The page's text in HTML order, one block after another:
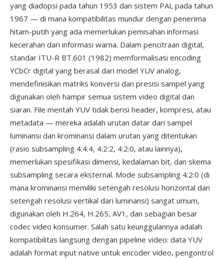
yang diadopsi pada tahun 1953 dan sistem PAL pada tahun
1967 — di mana kompatibilitas mundur dengan penerima
hitam-putih yang ada memerlukan pemisahan informasi
kecerahan dari informasi warna. Dalam pencitraan digital,
standar ITU-R BT.601 (1982) memformalisasi encoding
YCbCr digital yang berasal dari model YUV analog,
mendefinisikan matriks konversi dan presisi sampel yang
digunakan oleh hampir semua sistem video digital dan
siaran. File mentah YUV tidak berisi header, kompresi, atau
metadata — mereka adalah urutan datar dari sampel
luminansi dan krominansi dalam urutan yang ditentukan
(rasio subsampling 4:4:4, 4:2:2, 4:2:0, atau lainnya),
memerlukan spesifikasi dimensi, kedalaman bit, dan skema
subsampling secara eksternal. Mode subsampling 4:2:0 (di
mana krominansi memiliki setengah resolusi horizontal dan
setengah resolusi vertikal dari luminansi) sangat umum,
digunakan oleh H.264, H.265, AV1, dan sebagian besar
codec video konsumer. Salah satu keunggulannya adalah
kompatibilitas langsung dengan pipeline video: data YUV
adalah format input native untuk encoder video, pengontrol